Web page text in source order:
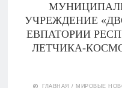
УЧРЕЖДЕНИЕ
ЕВПАТОРИИ
ЛЕТЧИКА-
ГЛАВНАЯ / МИРОВЫЕ